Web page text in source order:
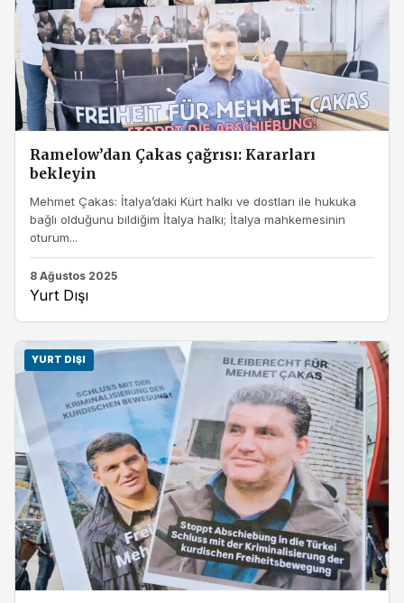
Ramelow’dan Çakas çağrısı: Kararları
bekleyin
Mehmet Çakas: İtalya’daki Kürt halkı ve dostları ile hukuka
bağlı olduğunu bildiğim İtalya halkı; İtalya mahkemesinin
oturum...
8 Ağustos 2025
Yurt Dışı
YURT DIŞI